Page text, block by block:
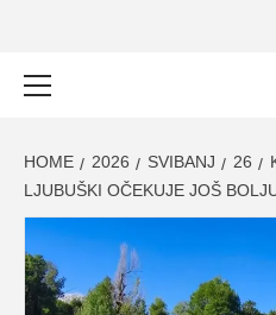
HOME 2026 SVIBANJ 26
LJUBUŠKI OČEKUJE JOŠ